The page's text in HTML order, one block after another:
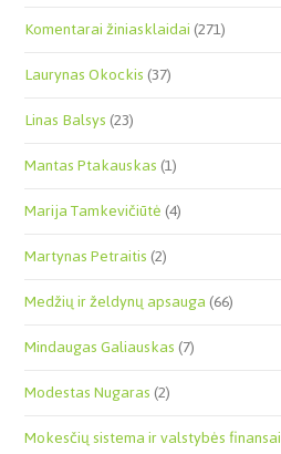
Komentarai žiniasklaidai(271)
Laurynas Okockis(37)
Linas Balsys(23)
Mantas Ptakauskas(1)
Marija Tamkevičiūtė(4)
Martynas Petraitis(2)
Medžių ir želdynų apsauga(66)
Mindaugas Galiauskas(7)
Modestas Nugaras(2)
Mokesčių sistema ir valstybės finansai